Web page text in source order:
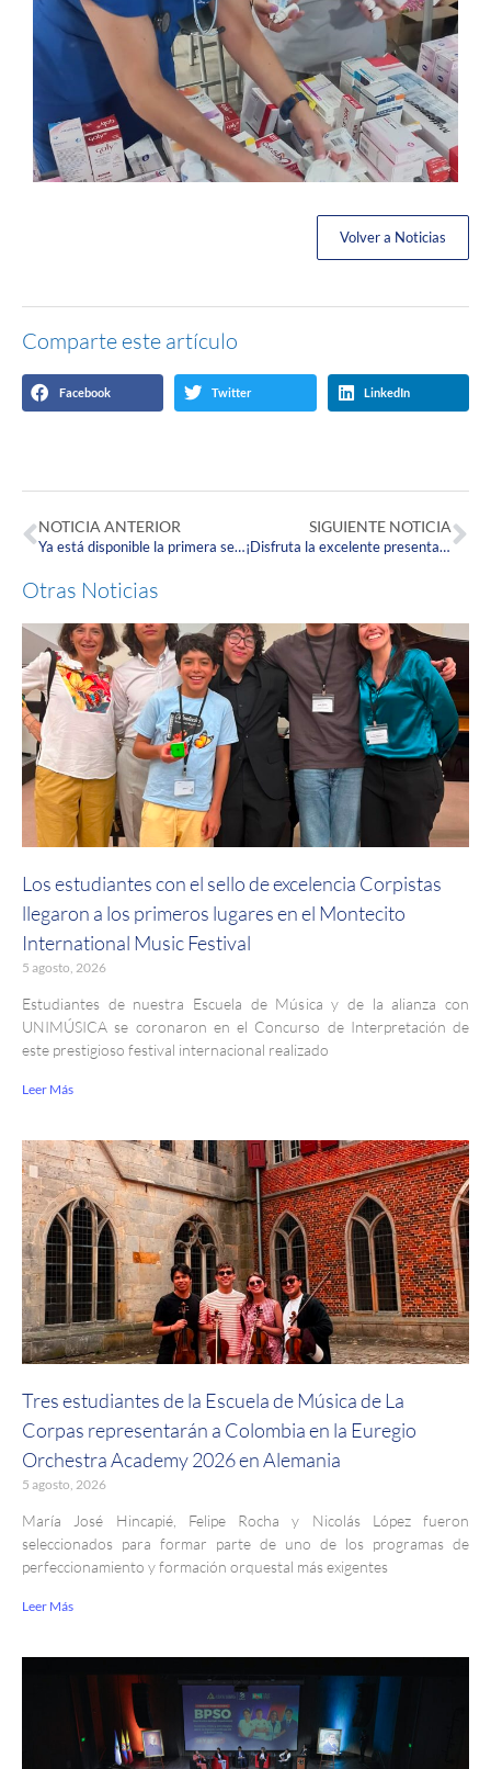
Volver a Noticias
Comparte este artículo
Facebook Twitter LinkedIn
NOTICIA ANTERIOR
Ya está disponible la primera sesión del Ciclo de Charlas: La Música y las Bellas Artes
SIGUIENTE NOTICIA
¡Disfruta la excelente presentación del Ensamble de Saxofones Corpistas en la Universidad Externado de Colombia!
Otras Noticias
Los estudiantes con el sello de excelencia Corpistas
llegaron a los primeros lugares en el Montecito
International Music Festival
5 agosto, 2026
Estudiantes de nuestra Escuela de Música y de la alianza con
UNIMÚSICA se coronaron en el Concurso de Interpretación de
este prestigioso festival internacional realizado
Leer Más
Tres estudiantes de la Escuela de Música de La
Corpas representarán a Colombia en la Euregio
Orchestra Academy 2026 en Alemania
5 agosto, 2026
María José Hincapié, Felipe Rocha y Nicolás López fueron
seleccionados para formar parte de uno de los programas de
perfeccionamiento y formación orquestal más exigentes
Leer Más